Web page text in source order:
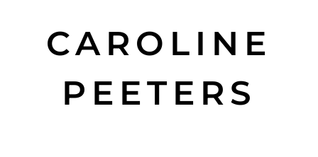
CAROLINE
PEETERS